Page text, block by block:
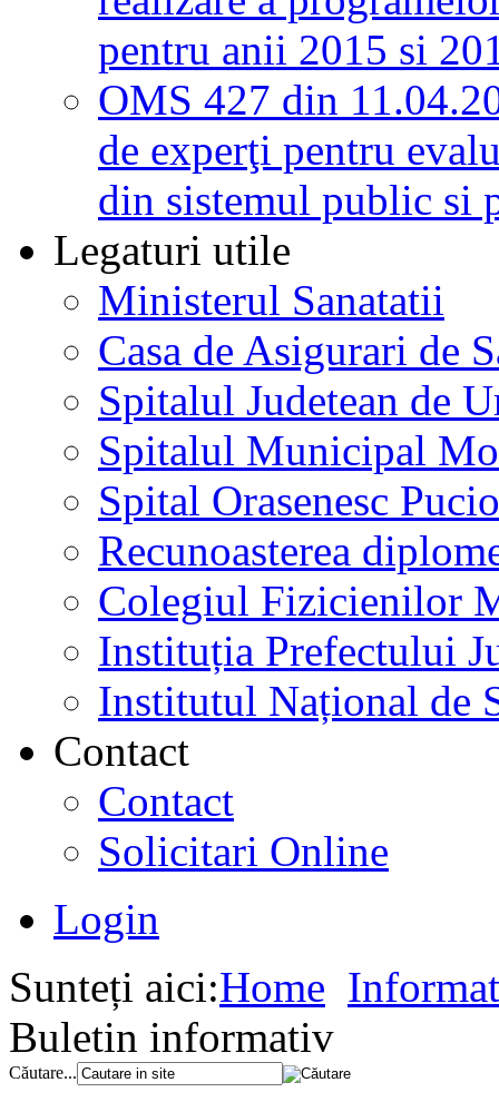
pentru anii 2015 si
OMS 427 din
de experţi pentru
din sistemul public si
Legaturi utile
Ministerul Sanatatii
Casa de Asigurari de
Spitalul Judetean de
Spitalul Municipal
Spital Orasenesc
Recunoasterea
Colegiul Fizicienilor
Instituția Prefectului
Institutul Național de
Contact
Contact
Solicitari Online
Login
Sunteți aici:Home
Buletin informativ
Căutare...